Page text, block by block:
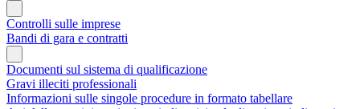
Controlli sulle imprese
Bandi di gara e contratti
Documenti sul sistema di qualificazione
Gravi illeciti professionali
Informazioni sulle singole procedure in formato tabellare